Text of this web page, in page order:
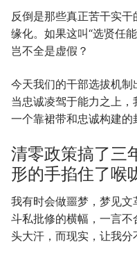
反倒是那些真正苦干实干
缘化。如果这叫“选贤任
岂不全是虚假？
今天我们的干部选拔机
当忠诚凌驾于能力之上
一个靠裙带和忠诚构建的
清零政策搞了三
形的手掐住了喉
我有时会做噩梦，梦见文
斗私批修的横幅，一言
头大汗，而现实，让我分